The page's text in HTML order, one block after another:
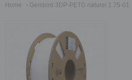
Home › Gembird 3DP-PETG naturel 1.75-01